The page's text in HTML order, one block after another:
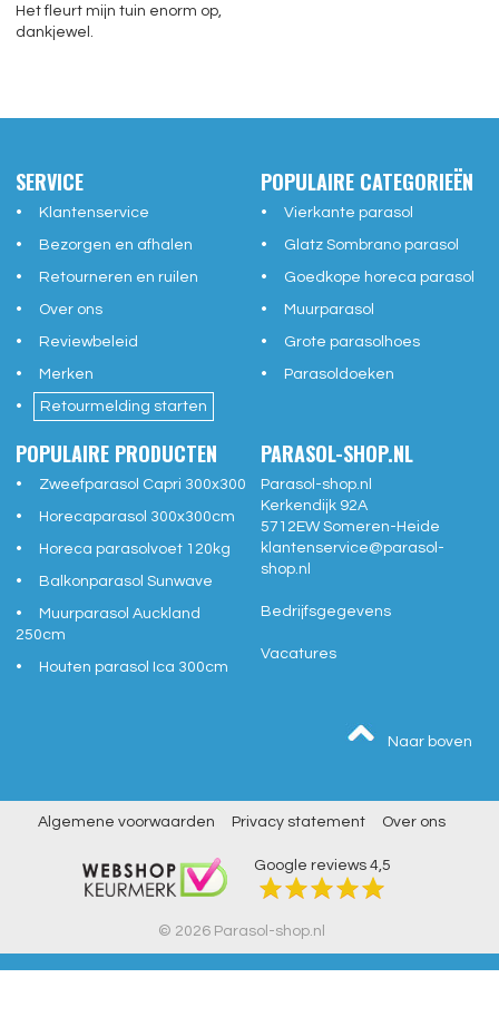
Het fleurt mijn tuin enorm op,
dankjewel.
SERVICE
Klantenservice
Bezorgen en afhalen
Retourneren en ruilen
Over ons
Reviewbeleid
Merken
Retourmelding starten
POPULAIRE CATEGORIEËN
Vierkante parasol
Glatz Sombrano parasol
Goedkope horeca parasol
Muurparasol
Grote parasolhoes
Parasoldoeken
POPULAIRE PRODUCTEN
Zweefparasol Capri 300x300
Horecaparasol 300x300cm
Horeca parasolvoet 120kg
Balkonparasol Sunwave
Muurparasol Auckland
250cm
Houten parasol Ica 300cm
PARASOL-SHOP.NL
Parasol-shop.nl
Kerkendijk 92A
5712EW Someren-Heide
klantenservice@parasol-
shop.nl
Bedrijfsgegevens
Vacatures
Naar boven
Algemene voorwaarden Privacy statement Over ons
Google reviews 4,5
© 2026 Parasol-shop.nl